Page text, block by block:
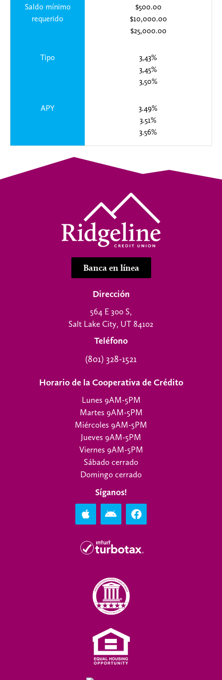
Saldo mínimo
requerido
$500.00
$10,000.00
$25,000.00
Tipo
3,43%
3,45%
3,50%
APY
3.49%
3.51%
3.56%
Banca en línea
Dirección
564 E 300 S,
Salt Lake City, UT 84102
Teléfono
(801) 328-1521
Horario de la Cooperativa de Crédito
Lunes 9AM-5PM
Martes 9AM-5PM
Miércoles 9AM-5PM
Jueves 9AM-5PM
Viernes 9AM-5PM
Sábado cerrado
Domingo cerrado
Síganos!